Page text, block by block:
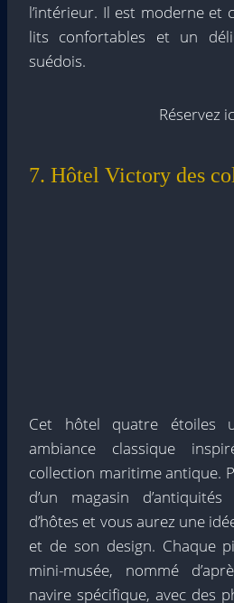
l’intérieur. Il est moderne et
lits confortables et un
suédois.
Réservez
7. Hôtel Victory des
Cet hôtel quatre étoiles
ambiance classique
collection maritime antique.
d’un magasin
d’hôtes et vous aurez une
et de son design. Chaque
mini-musée, nommé
navire spécifique, avec des